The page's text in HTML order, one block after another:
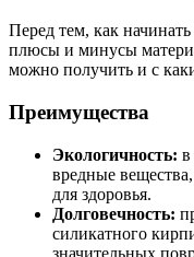
Перед тем, как
плюсы и минусы
можно получить и с
Преимущества
Экологичность: в
вредные
для здоровья.
Долговечность:
силикатного
значительных